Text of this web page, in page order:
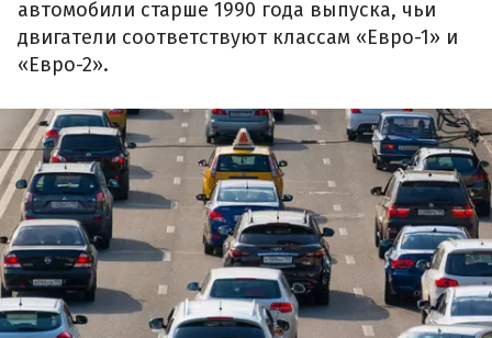
автомобили старше 1990 года выпуска, чьи
двигатели соответствуют классам «Евро-1» и
«Евро-2».